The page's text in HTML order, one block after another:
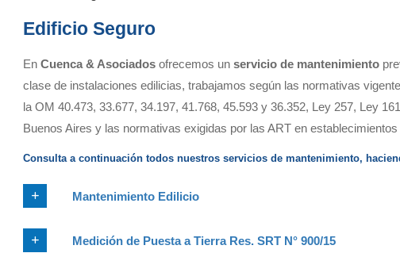
Edificio Seguro
En Cuenca & Asociados ofrecemos un servicio de mantenimiento
clase de instalaciones edilicias, trabajamos según las normativas
la OM 40.473, 33.677, 34.197, 41.768, 45.593 y 36.352, Ley 257, Ley
Buenos Aires y las normativas exigidas por las ART en establecimientos
Consulta a continuación todos nuestros servicios de mantenimiento,
Mantenimiento Edilicio
Medición de Puesta a Tierra Res. SRT N° 900/15